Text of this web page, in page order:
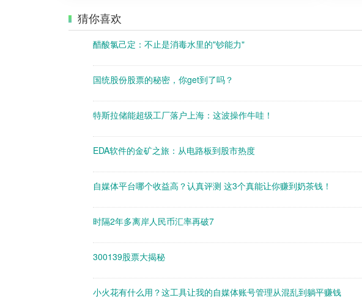
猜你喜欢
醋酸氯己定：不止是消毒水里的"钞能力"
国统股份股票的秘密，你get到了吗？
特斯拉储能超级工厂落户上海：这波操作牛哇！
EDA软件的金矿之旅：从电路板到股市热度
自媒体平台哪个收益高？认真评测 这3个真能让你赚到奶茶钱！​
时隔2年多离岸人民币汇率再破7
300139股票大揭秘
小火花有什么用？这工具让我的自媒体账号管理从混乱到躺平赚钱